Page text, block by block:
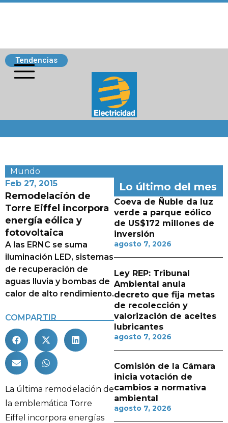
Tendencias
Mundo
Feb 27, 2015
Remodelación de
Torre Eiffel incorpora
energía eólica y
fotovoltaica
A las ERNC se suma
iluminación LED, sistemas
de recuperación de
aguas lluvia y bombas de
calor de alto rendimiento.
COMPARTIR
La última remodelación de
la emblemática Torre
Eiffel incorpora energías
Lo último del mes
Coeva de Ñuble da luz
verde a parque eólico
de US$172 millones de
inversión
agosto 7, 2026
Ley REP: Tribunal
Ambiental anula
decreto que fija metas
de recolección y
valorización de aceites
lubricantes
agosto 7, 2026
Comisión de la Cámara
inicia votación de
cambios a normativa
ambiental
agosto 7, 2026